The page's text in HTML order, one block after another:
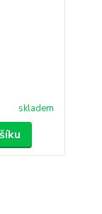
skladem